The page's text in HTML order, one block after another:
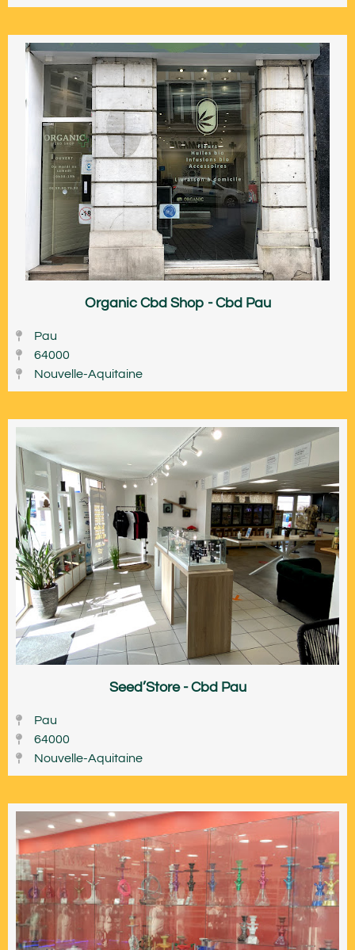
Organic Cbd Shop - Cbd Pau
Pau
64000
Nouvelle-Aquitaine
Seed’Store - Cbd Pau
Pau
64000
Nouvelle-Aquitaine